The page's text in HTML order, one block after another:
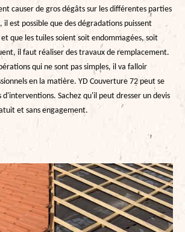
causer de gros dégâts sur les différentes parties
il est possible que des dégradations puissent
que les tuiles soient soit endommagées, soit
il faut réaliser des travaux de remplacement.
qui ne sont pas simples, il va falloir
en la matière. YD Couverture 72 peut se
d'interventions. Sachez qu'il peut dresser un devis
et sans engagement.